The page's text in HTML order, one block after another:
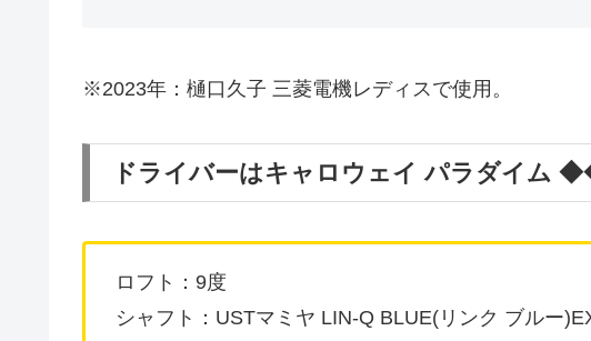
※2023年：樋口久子 三菱電機レディスで使用。
ドライバーはキャロウェイ パラダイム
ロフト：9度
シャフト：USTマミヤ LIN-Q BLUE(リンク ブルー